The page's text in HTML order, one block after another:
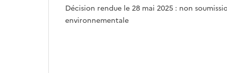
Décision rendue le 28 mai 2025 : non
environnementale